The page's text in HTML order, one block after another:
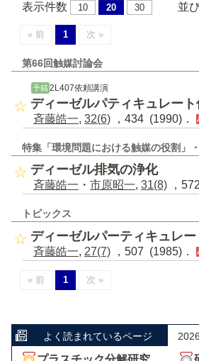
表示件数 10 20 30 並び
« 前 1 次 »
第66回触媒討論会
予稿 2L407依頼講演
ディーゼルパティキュレー
斉藤皓一, 32(6) ，434 (1990)．
特集「環境問題における触媒の役割」
ディーゼル排気の浄化
斉藤皓一 ・ 市原昭一, 31(8) ，
トピックス
ディーゼルパーティキュレ
斉藤皓一, 27(7) ，507 (1985)．
« 前 1 次 »
よく読まれているページ